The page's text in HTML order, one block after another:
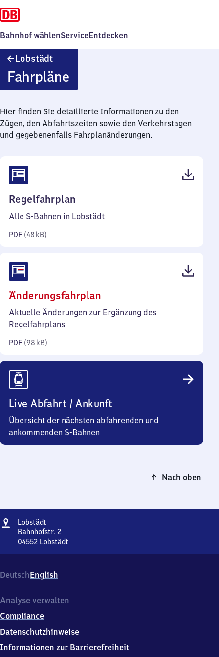
Bahnhof wählenServiceEntdecken
Lobstädt
Fahrpläne
Hier finden Sie detaillierte Informationen zu den
Zügen, den Abfahrtszeiten sowie den Verkehrstagen
und gegebenenfalls Fahrplanänderungen.
Regelfahrplan
48
Alle S-Bahnen in Lobstädt
PDF (48 kB)
Änderungsfahrplan
98
Aktuelle Änderungen zur Ergänzung des
Regelfahrplans
PDF (98 kB)
Live Abfahrt / Ankunft
Übersicht der nächsten abfahrenden und
ankommenden S-Bahnen
Nach oben
Adresse
Lobstädt
Bahnhofstr. 2
04552 Lobstädt
2,
0
5
2
Lobstädt
DeutschEnglish
Analyse verwalten
Compliance
Datenschutzhinweise
Informationen zur Barrierefreiheit